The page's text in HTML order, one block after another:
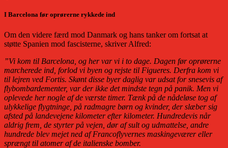
I Barcelona før oprørerne rykkede ind
Om den videre færd mod Danmark og hans tanker om fortsat at
støtte Spanien mod fascisterne, skriver Alfred:
”Vi kom til Barcelona, og her var vi i to dage. Dagen før oprørerne
marcherede ind, forlod vi byen og rejste til Figueres. Derfra kom vi
til lejren ved Fortis. Skønt disse byer daglig var udsat for snesevis af
flybombardementer, var der ikke det mindste tegn på panik. Men vi
oplevede her nogle af de værste timer. Tænk på de nådeløse tog af
ulykkelige flygtninge, på radmagre børn og kvinder, der slæber sig
afsted på landevejene kilometer efter kilometer. Hundredevis når
aldrig frem, de styrter på vejen, dør af sult og udmattelse, andre
hundrede blev mejet ned af Francoflyvernes maskingeværer eller
sprængt til atomer af de italienske bomber.